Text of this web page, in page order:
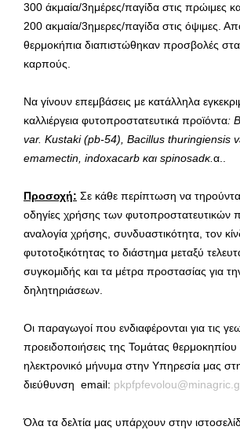
300 άκμαία/3ημέρες/παγίδα στις πρώιμες
200 ακμαία/3ημερες/παγίδα στις όψιμες.
θερμοκήπια διαπιστώθηκαν προσβολές
καρπούς.
Να γίνουν επεμβάσεις με κατάλληλα
καλλιέργεια φυτοπροστατευτικά προϊόντα:
var. Kustaki (pb-54), Bacillus thuringiensis
emamectin, indoxacarb και spinosadκ.α..
Προσοχή: Σε κάθε περίπτωση να
οδηγίες χρήσης των φυτοπροστατευτικών
αναλογία χρήσης, συνδυαστικότητα, τον
φυτοτοξικότητας το διάστημα μεταξύ
συγκομιδής και τα μέτρα προστασίας για
δηλητηριάσεων.
Οι παραγωγοί που ενδιαφέρονται για τις
προειδοποιήσεις της Τομάτας
ηλεκτρονικό μήνυμα στην Υπηρεσία μας
διεύθυνση email:
Όλα τα δελτία μας υπάρχουν στην